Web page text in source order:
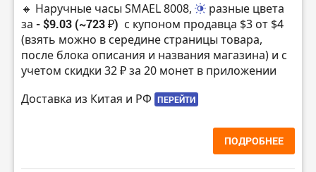
🔸 Наручные часы SMAEL 8008,
разные цвета
за - $9.03 (~723 ₽) с купоном продавца $3 от $4
(взять можно в середине страницы товара,
после блока описания и названия магазина) и с
учетом скидки 32 ₽ за 20 монет в приложении
Доставка из Китая и РФ ПЕРЕЙТИ
ПОДРОБНЕЕ